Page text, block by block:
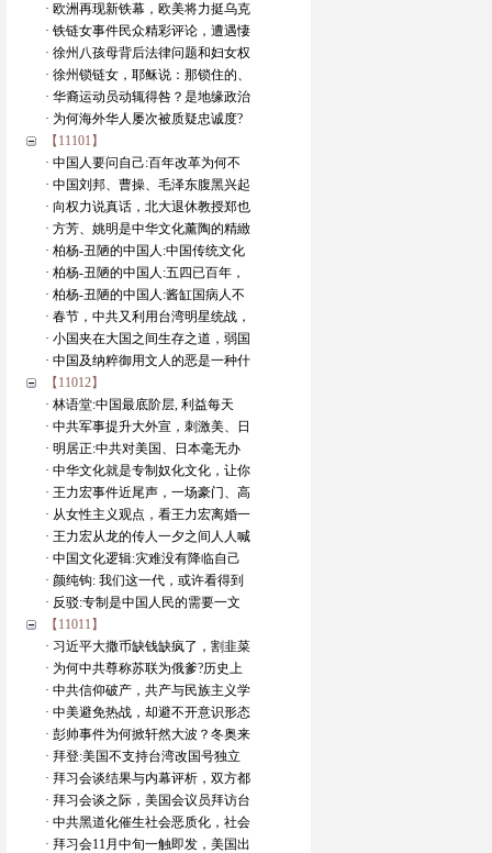
· 欧洲再现新铁幕，欧美将力挺乌克
· 铁链女事件民众精彩评论，遭遇悽
· 徐州八孩母背后法律问题和妇女权
· 徐州锁链女，耶稣说：那锁住的、
· 华裔运动员动辄得咎？是地缘政治
· 为何海外华人屡次被质疑忠诚度?
【11101】
· 中国人要问自己:百年改革为何不
· 中国刘邦、曹操、毛泽东腹黑兴起
· 向权力说真话，北大退休教授郑也
· 方芳、姚明是中华文化薰陶的精緻
· 柏杨-丑陋的中国人:中国传统文化
· 柏杨-丑陋的中国人:五四已百年，
· 柏杨-丑陋的中国人:酱缸国病人不
· 春节，中共又利用台湾明星统战，
· 小国夹在大国之间生存之道，弱国
· 中国及纳粹御用文人的恶是一种什
【11012】
· 林语堂:中国最底阶层, 利益每天
· 中共军事提升大外宣，刺激美、日
· 明居正:中共对美国、日本毫无办
· 中华文化就是专制奴化文化，让你
· 王力宏事件近尾声，一场豪门、高
· 从女性主义观点，看王力宏离婚一
· 王力宏从龙的传人一夕之间人人喊
· 中国文化逻辑:灾难没有降临自己
· 颜纯钩: 我们这一代，或许看得到
· 反驳:专制是中国人民的需要一文
【11011】
· 习近平大撒币缺钱缺疯了，割韭菜
· 为何中共尊称苏联为俄爹?历史上
· 中共信仰破产，共产与民族主义学
· 中美避免热战，却避不开意识形态
· 彭帅事件为何掀轩然大波？冬奥来
· 拜登:美国不支持台湾改国号独立
· 拜习会谈结果与内幕评析，双方都
· 拜习会谈之际，美国会议员拜访台
· 中共黑道化催生社会恶质化，社会
· 拜习会11月中旬一触即发，美国出